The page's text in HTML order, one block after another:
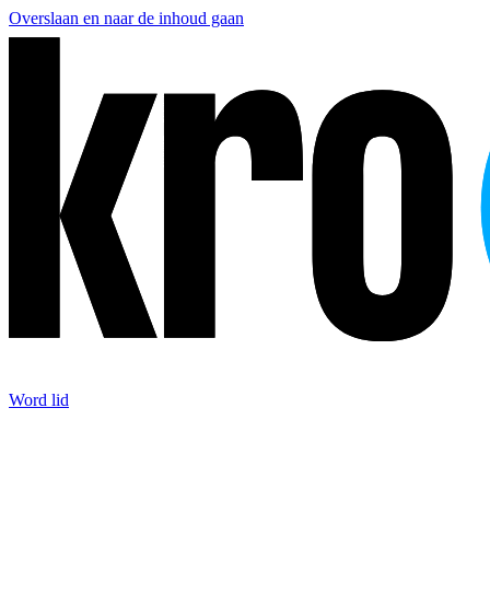
Overslaan en naar de inhoud gaan
Word lid